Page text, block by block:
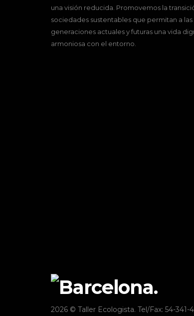
una visión reducida. Promovemos la
sociedades sustentables que permitan a las
generaciones actuales y futuras una vida
armoniosa con el entorno.
2026 © Taller Ecologista. Tel/Fax: 54-341-